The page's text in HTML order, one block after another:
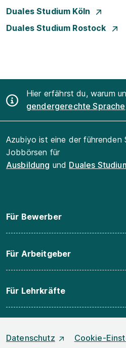
Duales Studium Köln
Duales Studium Rostock
Hier erfährst du, warum
gendergerechte Sprache
Azubiyo ist eine der führenden
Jobbörsen für
Ausbildung und Duales
Für Bewerber
Für Arbeitgeber
Für Lehrkräfte
Datenschutz Cookie-